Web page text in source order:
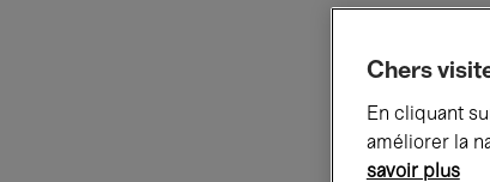
Chers
En cliquant
améliorer la
savoir plus